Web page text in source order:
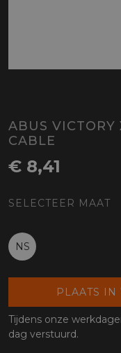
ABUS
CABLE
€ 8,41
SELECTEER MAAT
NS
PLAATS
Tijdens onze
dag verstuurd.